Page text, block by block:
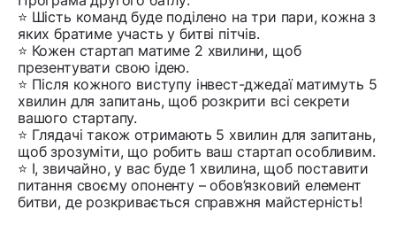
⭐️ Шість команд буде поділено на три пари, кожна з
яких братиме участь у битві пітчів.
⭐️ Кожен стартап матиме 2 хвилини, щоб
презентувати свою ідею.
⭐️ Після кожного виступу інвест-джедаї матимуть 5
хвилин для запитань, щоб розкрити всі секрети
вашого стартапу.
⭐️ Глядачі також отримають 5 хвилин для запитань,
щоб зрозуміти, що робить ваш стартап особливим.
⭐️ І, звичайно, у вас буде 1 хвилина, щоб поставити
питання своєму опоненту – обов’язковий елемент
битви, де розкривається справжня майстерність!